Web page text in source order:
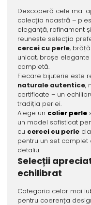
Descoperă cele mai
colecția noastră –
eleganță, rafinament
reunește selecția
cercei cu perle,
unicat, broșe
completă.
Fiecare bijuterie este
naturale autentice,
certificate – un
tradiția perlei.
Alege un colier perle
un model sofisticat
cu cercei cu perle
pentru un set
detaliu.
Selecții
echilibrat
Categoria celor mai
pentru coerența